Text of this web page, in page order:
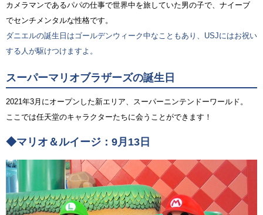
カメラマンであるパパの仕事で世界中を旅していた男の子で、ナイーブ
でセンチメンタルな性格です。
ダニエルの誕生日はゴールデンウィーク中なこともあり、USJにはお祝い
する人が駆けつけますよ。
スーパーマリオブラザーズの誕生日
2021年3月にオープンした新エリア、スーパーニンテンドーワールド。
ここでは任天堂のキャラクターたちに会うことができます！
◆マリオ＆ルイージ：9月13日